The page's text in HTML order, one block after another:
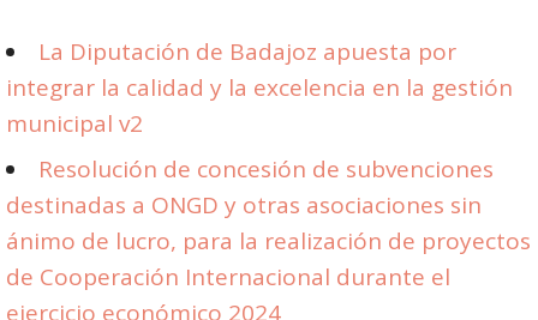
La Diputación de Badajoz apuesta por
integrar la calidad y la excelencia en la gestión
municipal v2
Resolución de concesión de subvenciones
destinadas a ONGD y otras asociaciones sin
ánimo de lucro, para la realización de proyectos
de Cooperación Internacional durante el
ejercicio económico 2024